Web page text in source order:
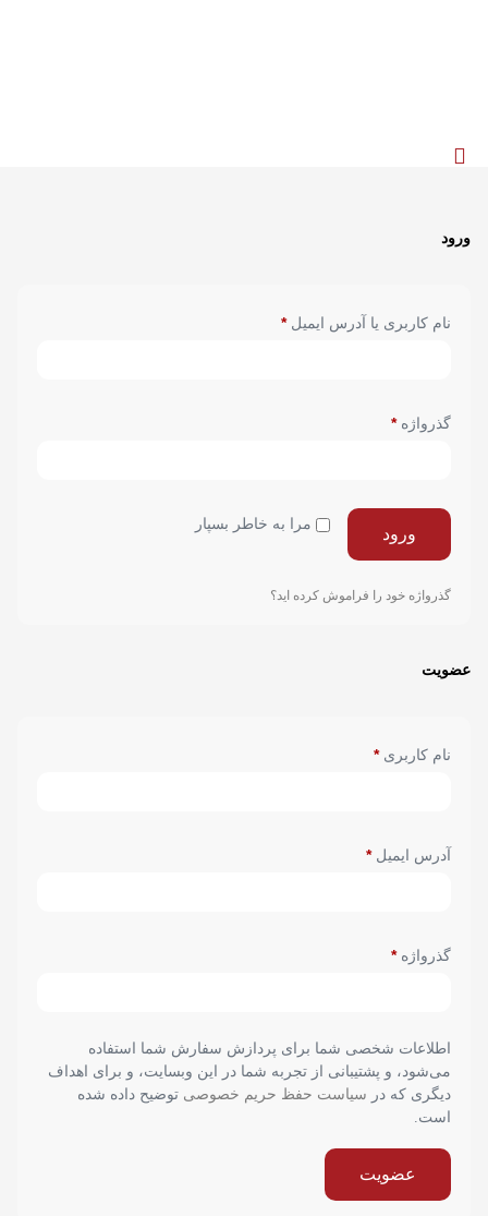
ورود
نام کاربری یا آدرس ایمیل*
گذرواژه*
مرا به خاطر بسپار
ورود
گذرواژه خود را فراموش کرده اید؟
عضویت
نام کاربری*
آدرس ایمیل*
گذرواژه*
اطلاعات شخصی شما برای پردازش سفارش شما استفاده
می‌شود، و پشتیبانی از تجربه شما در این وبسایت، و برای اهداف
دیگری که در سیاست حفظ حریم خصوصی توضیح داده شده
است.
عضویت